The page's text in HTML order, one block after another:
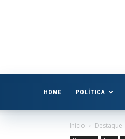
HOME POLÍTICA
Início Destaque